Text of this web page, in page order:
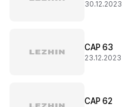
30.12.2023
CAP 63
23.12.2023
CAP 62